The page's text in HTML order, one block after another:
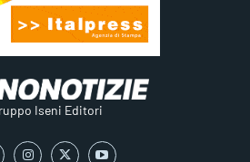
Iseni Editori